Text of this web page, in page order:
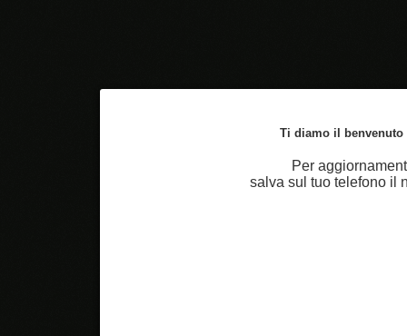
Ti diamo il
Per
salva sul tuo telefono il